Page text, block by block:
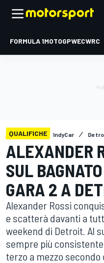
FORMULA 1MOTOGPWECWRC
QUALIFICHE IndyCar
ALEXANDER
SUL
GARA 2 A
Alexander Rossi
e scatterà davanti a
weekend di Detroit. Al
sempre più
terzo a mezzo secondo